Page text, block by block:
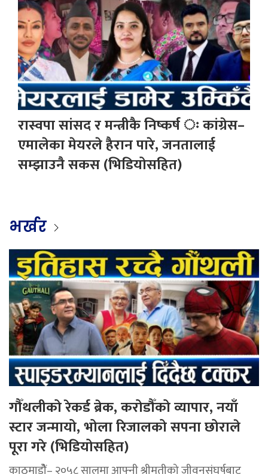
रास्वपा सांसद र मन्त्रीकै निष्कर्ष ः कांग्रेस–
एमालेका मेयरले हैरान पारे, जनतालाई
सम्झाउनै सकस (भिडियोसहित)
भर्खर
गौँथलीको रेकर्ड ब्रेक, करोडौँको व्यापार, नयाँ
स्टार जन्मायो, भोला रिजालको सपना छोराले
पूरा गरे (भिडियोसहित)